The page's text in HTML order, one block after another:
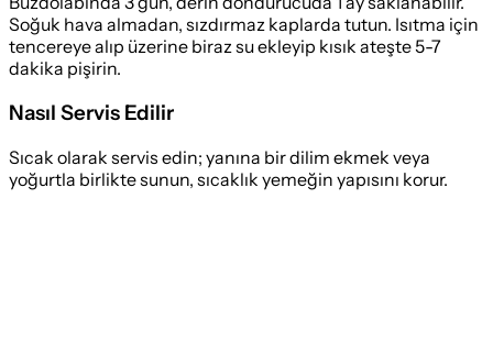
Soğuk hava almadan, sızdırmaz kaplarda tutun. Isıtma için
tencereye alıp üzerine biraz su ekleyip kısık ateşte 5-7
dakika pişirin.
Nasıl Servis Edilir
Sıcak olarak servis edin; yanına bir dilim ekmek veya
yoğurtla birlikte sunun, sıcaklık yemeğin yapısını korur.